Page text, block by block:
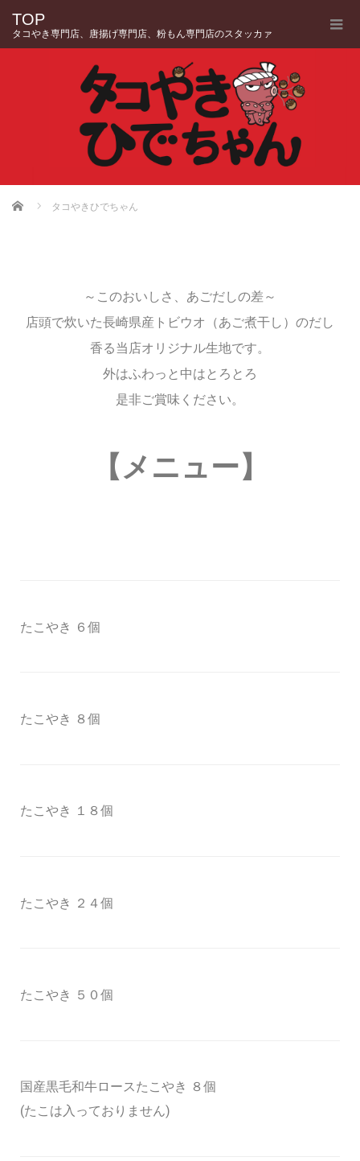
TOP
タコやき専門店、唐揚げ専門店、粉もん専門店のスタッカァ
Home タコやきひでちゃん
～このおいしさ、あごだしの差～
店頭で炊いた長崎県産トビウオ（あご煮干し）のだし
香る当店オリジナル生地です。
外はふわっと中はとろとろ
是非ご賞味ください。
【メニュー】
たこやき ６個
たこやき ８個
たこやき １８個
たこやき ２４個
たこやき ５０個
国産黒毛和牛ロースたこやき ８個
(たこは入っておりません)